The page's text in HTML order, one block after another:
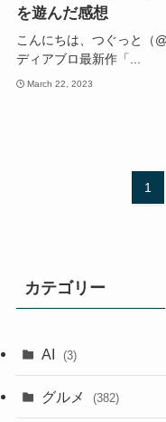
を遊んだ感想
こんにちは、つぐっと（
ディアブロ最新作「...
March 22, 2023
1
カテゴリー
AI (3)
グルメ (382)